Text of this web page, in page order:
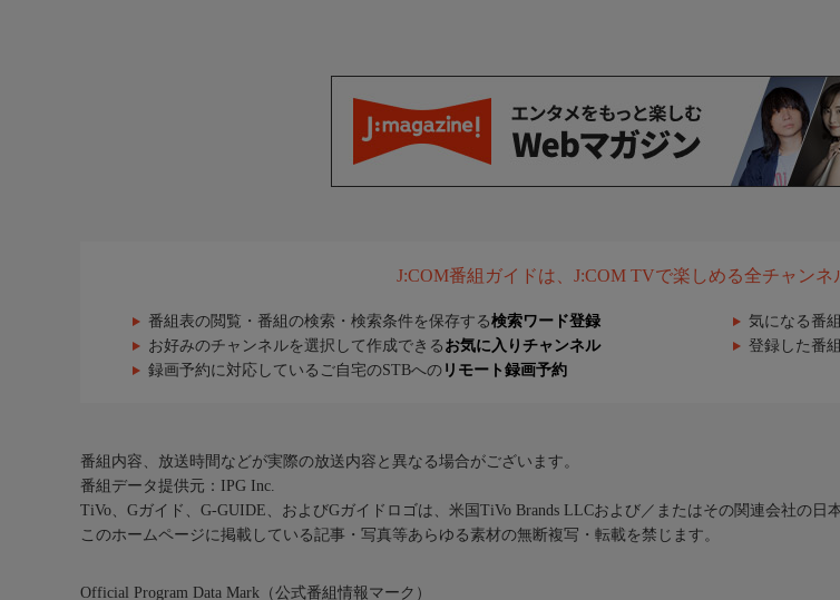
J:COM番組ガイドは、J:COM TVで楽しめる全チャンネ
番組表の閲覧・番組の検索・検索条件を保存する検索ワード登録 気になる番
お好みのチャンネルを選択して作成できる お気に入りチャンネル 登録した番
録画予約に対応しているご自宅のSTBへの リモート録画予約
番組内容、放送時間などが実際の放送内容と異なる場合がございます。
番組データ提供元：IPG Inc.
TiVo、Gガイド、G-GUIDE、およびGガイドロゴは、米国TiVo Brands LLCおよび／またはその関連会社の日
このホームページに掲載している記事・写真等あらゆる素材の無断複写・転載を禁じます。
Official Program Data Mark（公式番組情報マーク）